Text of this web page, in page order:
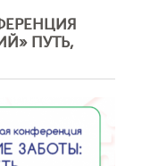
ПУТЬ,